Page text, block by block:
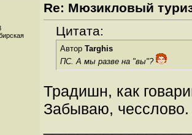
Re: Мюзикловый
Цитата:
Автор Targhis
ПС. А мы разве на "вы"?
Традишн, как
Забываю, чесслово.